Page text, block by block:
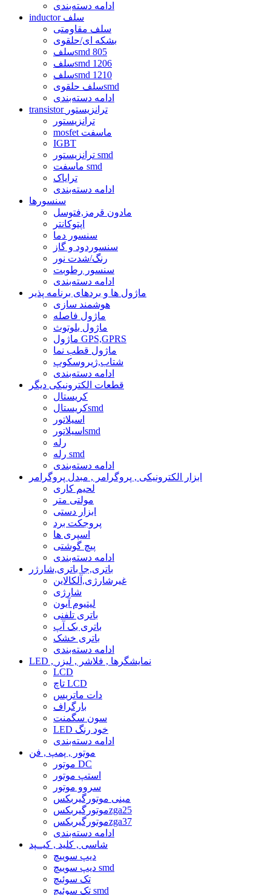
ادامه دسته‌بندی
inductor سلف
سلف مقاومتی
بشکه ای/حلقوی
سلفsmd 805
سلفsmd 1206
سلفsmd 1210
سلف حلقویsmd
ادامه دسته‌بندی
transistor ترانزیستور
ترانزیستور
mosfet ماسفت
IGBT
ترانزیستور smd
ماسفت smd
ترایاک
ادامه دسته‌بندی
سنسورها
مادون قرمز,فتوسل
اپتوکانتر
سنسور دما
سنسوردود و گاز
رنگ/شدت نور
سنسور رطوبت
ادامه دسته‌بندی
ماژول ها و بردهای برنامه پذیر
هوشمند سازی
ماژول فاصله
ماژول بلوتوث
ماژول GPS,GPRS
ماژول قطب نما
شتاب,ژیروسکوپ
ادامه دسته‌بندی
قطعات الکترونیکی دیگر
کریستال
کریستالsmd
اسیلاتور
اسیلاتورsmd
رله
رله smd
ادامه دسته‌بندی
ابزار الکترونیکی , پروگرامر , مبدل پروگرامر
لحیم کاری
مولتی متر
ابزار دستی
پروجکت برد
اسپری ها
پیچ گوشتی
ادامه دسته‌بندی
باتری,جا باتری,شارژر
غیرشارژی,آلکالاین
شارژی
لیتیوم آیون
باتری تلفنی
باتری بک آپ
باتری خشک
ادامه دسته‌بندی
LED , نمایشگرها , فلاشر , لیزر
LCD
تاچ LCD
دات ماتریس
بارگراف
سون سگمنت
LED خود رنگ
ادامه دسته‌بندی
موتور , پمپ , فن
موتور DC
استپ موتور
سروو موتور
مینی موتورگیربکس
موتورگیربکسzga25
موتورگیربکسzga37
ادامه دسته‌بندی
شاسی , کلید , کیــپد
دیپ سوییچ
دیپ سوییچ smd
تک سوئیچ
تک سوئیچ smd